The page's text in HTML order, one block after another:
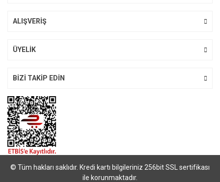
ALIŞVERİŞ
ÜYELİK
BİZİ TAKİP EDİN
© Tüm hakları saklıdır. Kredi kartı bilgileriniz 256bit SSL sertifikası
ile korunmaktadır.